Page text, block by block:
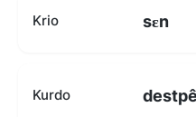
Krio sɛn
Kurdo